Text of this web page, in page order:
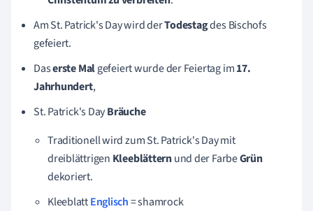
Am St. Patrick's Day wird derTodestagdes Bischofs
gefeiert.
Daserste Malgefeiert wurde der Feiertag im17.
Jahrhundert,
St. Patrick's DayBräuche
Traditionell wird zum St. Patrick's Day mit
dreiblättrigen Kleeblätternund der FarbeGrün
dekoriert.
KleeblattEnglisch= shamrock